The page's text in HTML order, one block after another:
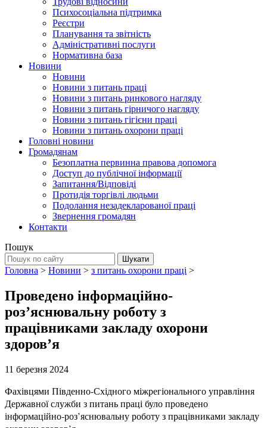
Психосоціальна підтримка
Реєстри
Планування та звітність
Адміністративні послуги
Нормативна база
Новини
Новини
Новини з питань праці
Новини з питань ринкового нагляду
Новини з питань гірничого нагляду
Новини з питань гігієни праці
Новини з питань охорони праці
Головні новини
Громадянам
Безоплатна первинна правова допомога
Доступ до публічної інформації
Запитання/Відповіді
Протидія торгівлі людьми
Подолання незадекларованої праці
Звернення громадян
Контакти
Пошук
Головна > Новини > з питань охорони праці >
Проведено інформаційно-
роз’яснювальну роботу з
працівниками закладу охорони
здоров’я
11 березня 2024
Фахівцями Південно-Східного міжрегіонального управління
Державної служби з питань праці було проведено
інформаційно-роз’яснювальну роботу з працівниками закладу